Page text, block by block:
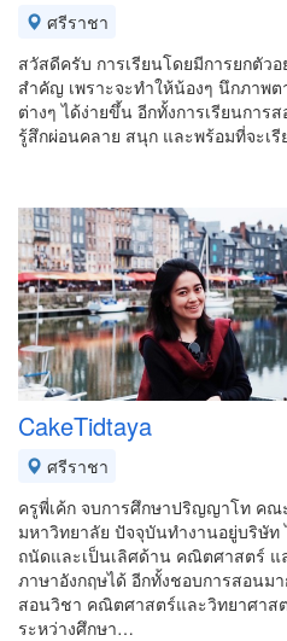
ศรีราชา
สวัสดีครับ การเรียนโดยมีการยกตัว
สำคัญ เพราะจะทำให้น้องๆ นึกภาพ
ต่างๆ ได้ง่ายขึ้น อีกทั้งการเรียนกา
รู้สึกผ่อนคลาย สนุก และพร้อมที่จะเรี
CakeTidtaya
ศรีราชา
ครูพี่เค้ก จบการศึกษาปริญญาโท ค
มหาวิทยาลัย ปัจจุบันทำงานอยู่บริษั
ถนัดและเป็นเลิศด้าน คณิตศาสตร์ แ
ภาษาอังกฤษได้ อีกทั้งชอบการสอนม
สอนวิชา คณิตศาสตร์และวิทยาศาส
ระหว่างศึกษา…